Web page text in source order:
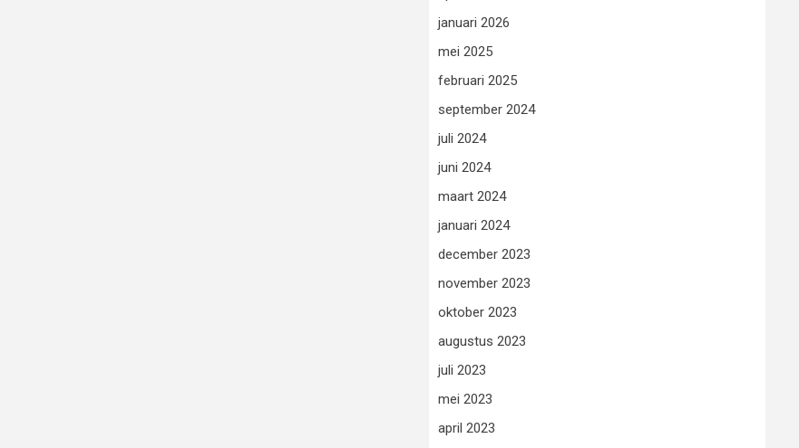
januari 2026
mei 2025
februari 2025
september 2024
juli 2024
juni 2024
maart 2024
januari 2024
december 2023
november 2023
oktober 2023
augustus 2023
juli 2023
mei 2023
april 2023